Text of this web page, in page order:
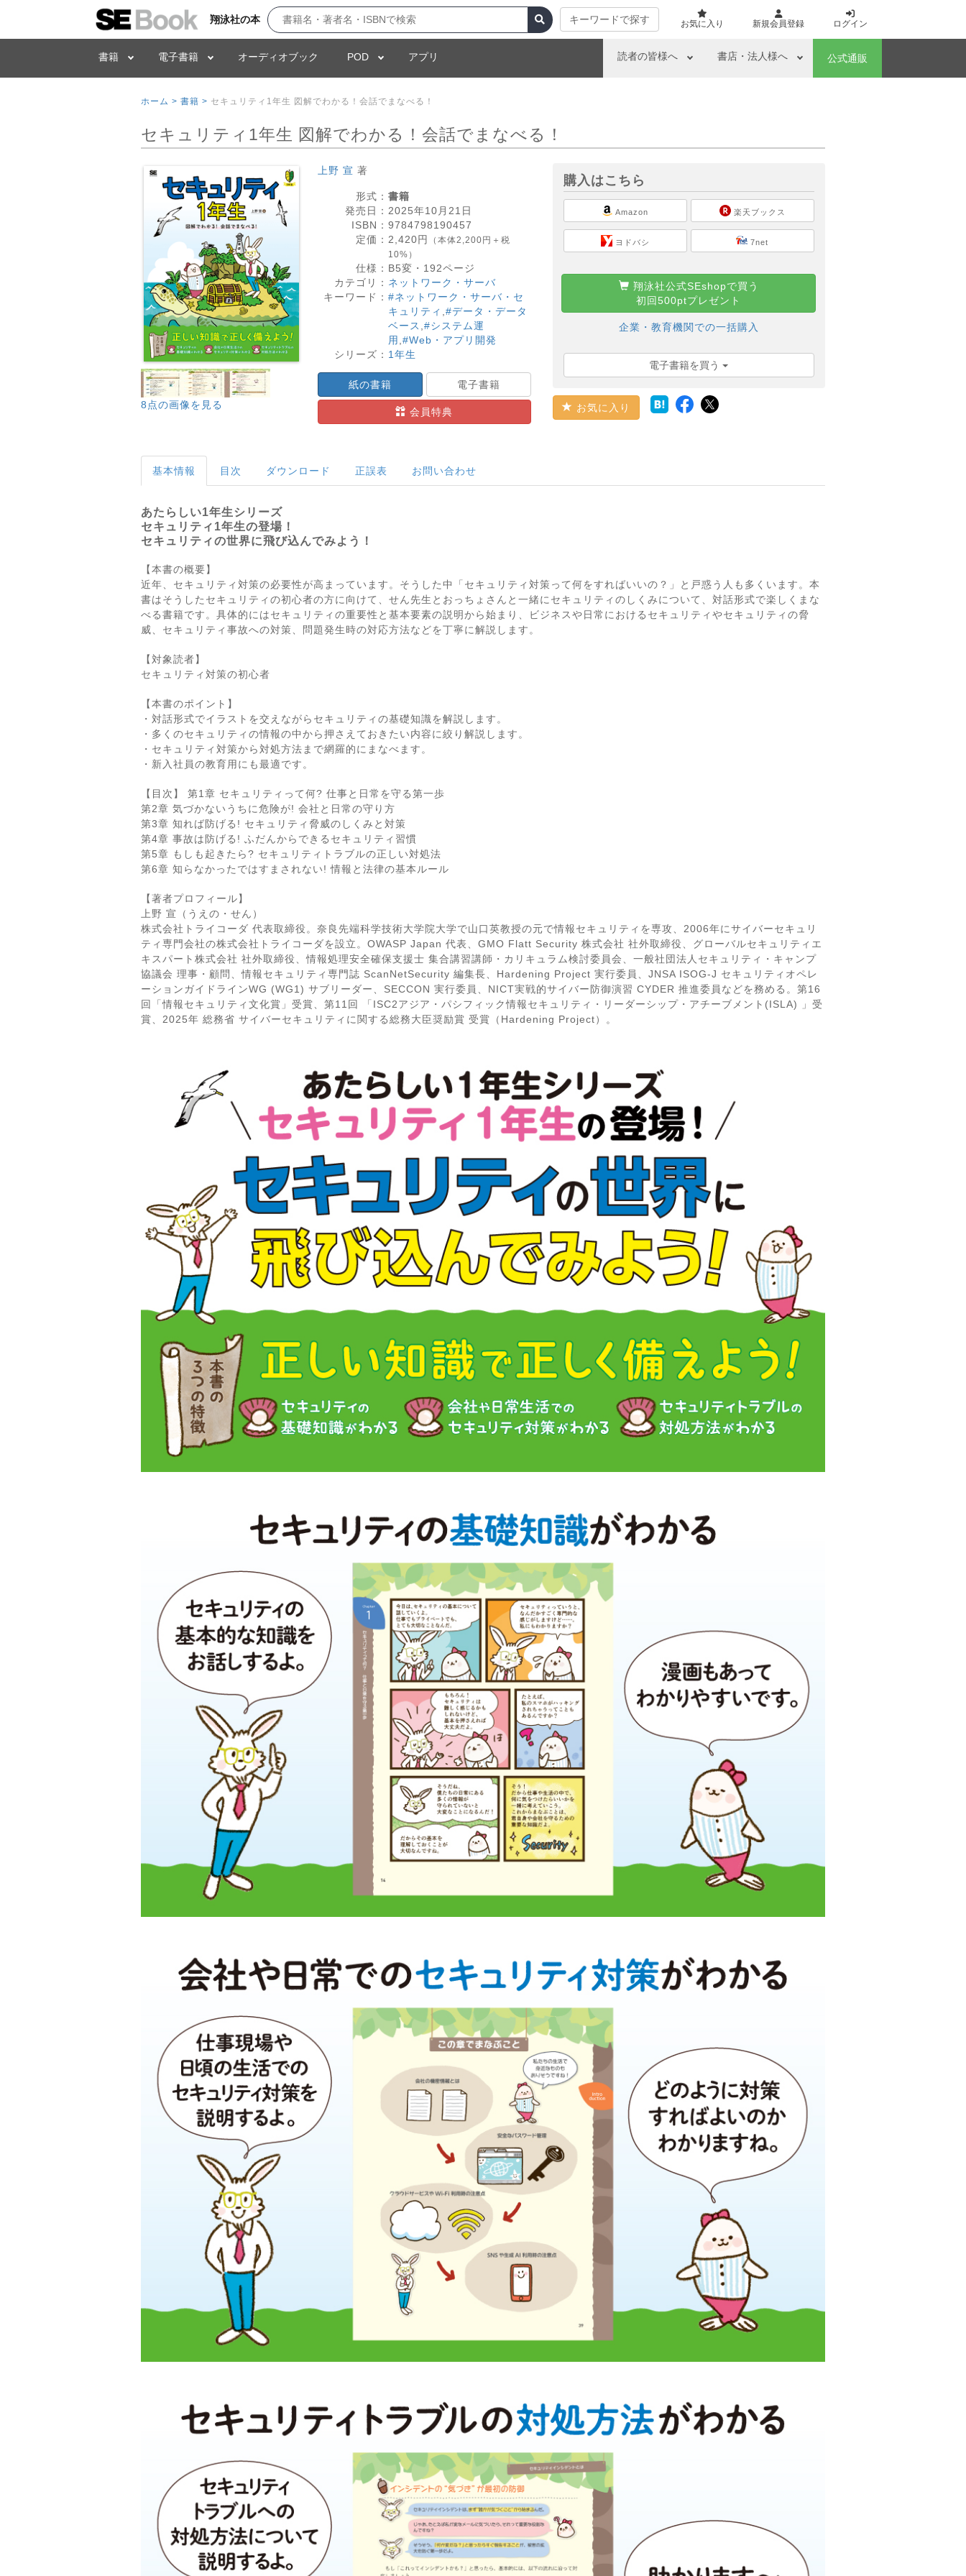
翔泳社の本 キーワードで探す お気に入り 新規会員登録 ログイン
書籍 電子書籍 オーディオブック POD アプリ 読者の皆様へ 書店・法人様へ 公式通販
ホーム > 書籍 > セキュリティ1年生 図解でわかる！会話でまなべる！
セキュリティ1年生 図解でわかる！会話でまなべる！
8点の画像を見る
上野 宣 著
形式： 書籍
発売日： 2025年10月21日
ISBN： 9784798190457
定価： 2,420円
（本体2,200円＋税
10%）
仕様： B5変・ 192ページ
カテゴリ： ネットワーク・サーバ
キーワード： #ネットワーク・サーバ・セ
キュリティ #データ・データ
ベース #システム運
用 #Web・アプリ開発
シリーズ： 1年生
紙の書籍 電子書籍
会員特典
購入はこちら
Amazon
ヨドバシ
楽天ブックス
7net
翔泳社公式SEshopで買う
初回500ptプレゼント
企業・教育機関での一括購入
電子書籍を買う
お気に入り
基本情報 目次 ダウンロード 正誤表 お問い合わせ
あたらしい1年生シリーズ
セキュリティ1年生の登場！
セキュリティの世界に飛び込んでみよう！
【本書の概要】
近年、セキュリティ対策の必要性が高まっています。そうした中「セキュリティ対策って何をすればいいの？」と戸惑う人も多くいます。本
書はそうしたセキュリティの初心者の方に向けて、せん先生とおっちょさんと一緒にセキュリティのしくみについて、対話形式で楽しくまな
べる書籍です。具体的にはセキュリティの重要性と基本要素の説明から始まり、ビジネスや日常におけるセキュリティやセキュリティの脅
威、セキュリティ事故への対策、問題発生時の対応方法などを丁寧に解説します。
【対象読者】
セキュリティ対策の初心者
【本書のポイント】
・対話形式でイラストを交えながらセキュリティの基礎知識を解説します。
・多くのセキュリティの情報の中から押さえておきたい内容に絞り解説します。
・セキュリティ対策から対処方法まで網羅的にまなべます。
・新入社員の教育用にも最適です。
【目次】 第1章 セキュリティって何? 仕事と日常を守る第一歩
第2章 気づかないうちに危険が! 会社と日常の守り方
第3章 知れば防げる! セキュリティ脅威のしくみと対策
第4章 事故は防げる! ふだんからできるセキュリティ習慣
第5章 もしも起きたら? セキュリティトラブルの正しい対処法
第6章 知らなかったではすまされない! 情報と法律の基本ルール
【著者プロフィール】
上野 宣（うえの・せん）
株式会社トライコーダ 代表取締役。奈良先端科学技術大学院大学で山口英教授の元で情報セキュリティを専攻、2006年にサイバーセキュリ
ティ専門会社の株式会社トライコーダを設立。OWASP Japan 代表、GMO Flatt Security 株式会社 社外取締役、グローバルセキュリティエ
キスパート株式会社 社外取締役、情報処理安全確保支援士 集合講習講師・カリキュラム検討委員会、一般社団法人セキュリティ・キャンプ
協議会 理事・顧問、情報セキュリティ専門誌 ScanNetSecurity 編集長、Hardening Project 実行委員、JNSA ISOG-J セキュリティオペレ
ーションガイドラインWG (WG1) サブリーダー、SECCON 実行委員、NICT実戦的サイバー防御演習 CYDER 推進委員などを務める。第16
回「情報セキュリティ文化賞」受賞、第11回 「ISC2アジア・パシフィック情報セキュリティ・リーダーシップ・アチーブメント(ISLA) 」受
賞、2025年 総務省 サイバーセキュリティに関する総務大臣奨励賞 受賞（Hardening Project）。